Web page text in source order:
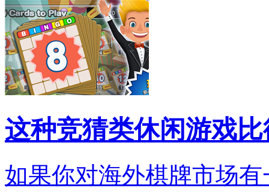
这种竞猜类休闲游戏
如果你对海外棋牌市场